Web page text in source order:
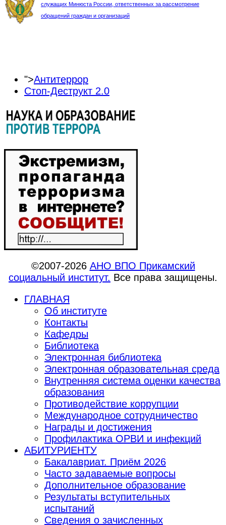
служащих Минюста России, ответственных за рассмотрение
обращений граждан и организаций
">Антитеррор
Стоп-Деструкт 2.0
©2007-2026 АНО ВПО Прикамский
социальный институт. Все права защищены.
ГЛАВНАЯ
Об институте
Контакты
Кафедры
Библиотека
Электронная библиотека
Электронная образовательная среда
Внутренняя система оценки качества
образования
Противодействие коррупции
Международное сотрудничество
Награды и достижения
Профилактика ОРВИ и инфекций
АБИТУРИЕНТУ
Бакалавриат. Приём 2026
Часто задаваемые вопросы
Дополнительное образование
Результаты вступительных
испытаний
Сведения о зачисленных